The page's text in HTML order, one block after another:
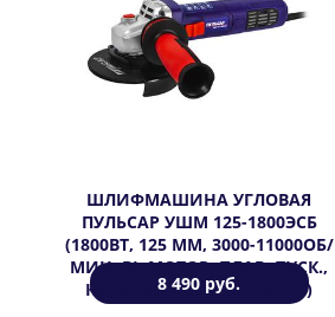
ШЛИФМАШИНА УГЛОВАЯ
ПУЛЬСАР УШМ 125-1800ЭСБ
(1800ВТ, 125 ММ, 3000-11000ОБ/
МИН, BL-МОТОР, ПЛАВ. ПУСК.,
КОНСТАНТ. ЭЛЕКТР., 2,3КГ)
8 490 руб.